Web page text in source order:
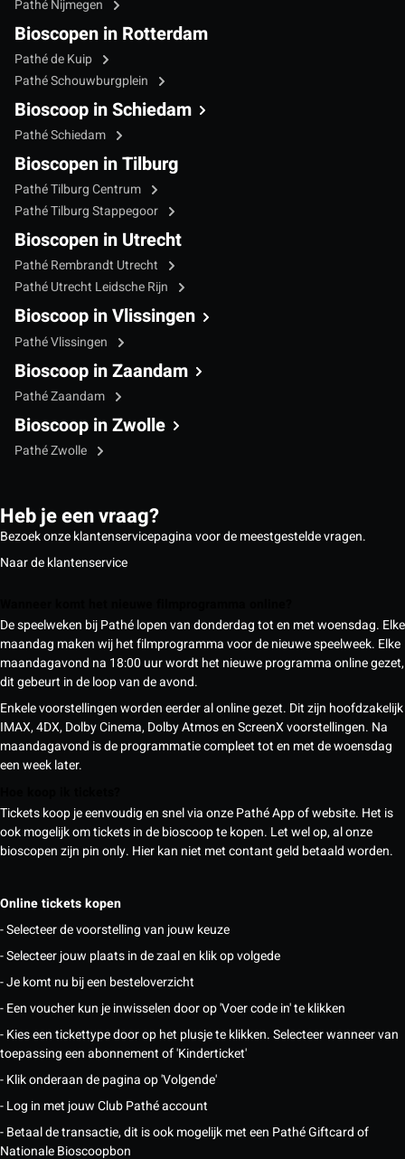
Pathé Nijmegen
Bioscopen in Rotterdam
Pathé de Kuip
Pathé Schouwburgplein
Bioscoop in Schiedam
Pathé Schiedam
Bioscopen in Tilburg
Pathé Tilburg Centrum
Pathé Tilburg Stappegoor
Bioscopen in Utrecht
Pathé Rembrandt Utrecht
Pathé Utrecht Leidsche Rijn
Bioscoop in Vlissingen
Pathé Vlissingen
Bioscoop in Zaandam
Pathé Zaandam
Bioscoop in Zwolle
Pathé Zwolle
Heb je een vraag?
Bezoek onze klantenservicepagina voor de meestgestelde vragen.
Naar de klantenservice
De speelweken bij Pathé lopen van donderdag tot en met woensdag. Elke
maandag maken wij het filmprogramma voor de nieuwe speelweek. Elke
maandagavond na 18:00 uur wordt het nieuwe programma online gezet,
dit gebeurt in de loop van de avond.
Enkele voorstellingen worden eerder al online gezet. Dit zijn hoofdzakelijk
IMAX, 4DX, Dolby Cinema, Dolby Atmos en ScreenX voorstellingen. Na
maandagavond is de programmatie compleet tot en met de woensdag
een week later.
Tickets koop je eenvoudig en snel via onze Pathé App of website. Het is
ook mogelijk om tickets in de bioscoop te kopen. Let wel op, al onze
bioscopen zijn pin only. Hier kan niet met contant geld betaald worden.
Online tickets kopen
- Selecteer de voorstelling van jouw keuze
- Selecteer jouw plaats in de zaal en klik op volgede
- Je komt nu bij een besteloverzicht
- Een voucher kun je inwisselen door op 'Voer code in' te klikken
- Kies een tickettype door op het plusje te klikken. Selecteer wanneer van
toepassing een abonnement of 'Kinderticket'
- Klik onderaan de pagina op 'Volgende'
- Log in met jouw Club Pathé account
- Betaal de transactie, dit is ook mogelijk met een Pathé Giftcard of
Nationale Bioscoopbon